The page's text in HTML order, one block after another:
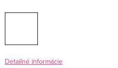
Detailné informácie